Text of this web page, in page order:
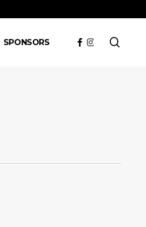
SPONSORS FACEBOOK
INSTAGRAM